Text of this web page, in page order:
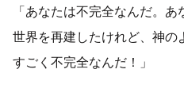
「あなたは不完全なんだ。あ
世界を再建したけれど、神の
すごく不完全なんだ！」